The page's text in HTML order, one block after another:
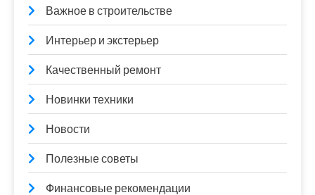
Важное в строительстве
Интерьер и экстерьер
Качественный ремонт
Новинки техники
Новости
Полезные советы
Финансовые рекомендации